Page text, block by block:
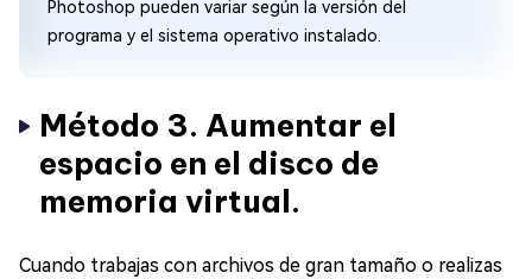
Photoshop pueden variar según la versión del
programa y el sistema operativo instalado.
Método 3. Aumentar el
espacio en el disco de
memoria virtual.
Cuando trabajas con archivos de gran tamaño o realizas